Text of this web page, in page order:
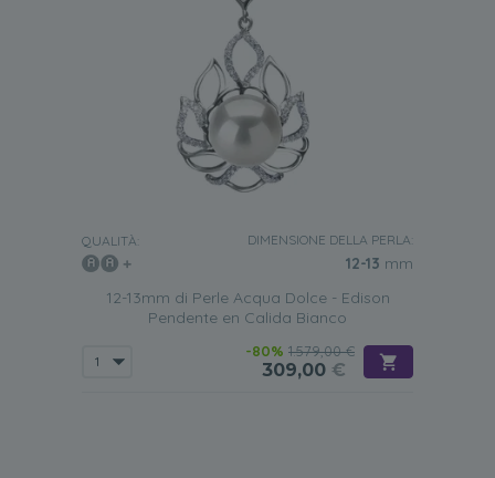
QUALITÀ: DIMENSIONE DELLA PERLA:
12-13 mm
12-13mm di Perle Acqua Dolce - Edison
Pendente en Calida Bianco
-80% 1.579,00 €
309,00 €